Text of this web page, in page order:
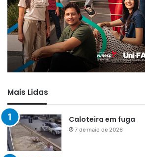
Mais Lidas
Caloteira em fuga
7 de maio de 2026